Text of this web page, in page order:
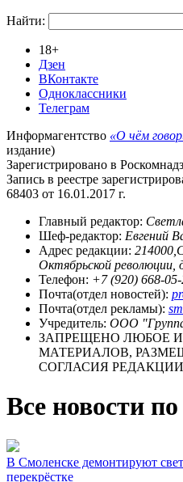
Найти:
18+
Дзен
ВКонтакте
Одноклассники
Телеграм
Информагентство «О чём
издание)
Зарегистрировано в
Запись в реестре
68403 от 16.01.2017 г.
Главный редактор:
Шеф-редактор: Евгений
Адрес редакции:
Октябрьской революции,
Телефон: +7 (920) 668-
Почта(отдел новостей):
Почта(отдел рекламы):
Учредитель: ООО
ЗАПРЕЩЕНО ЛЮБОЕ
МАТЕРИАЛОВ,
СОГЛАСИЯ РЕДАКЦИИ
Все новости
В Смоленске демонтируют
перекрёстке